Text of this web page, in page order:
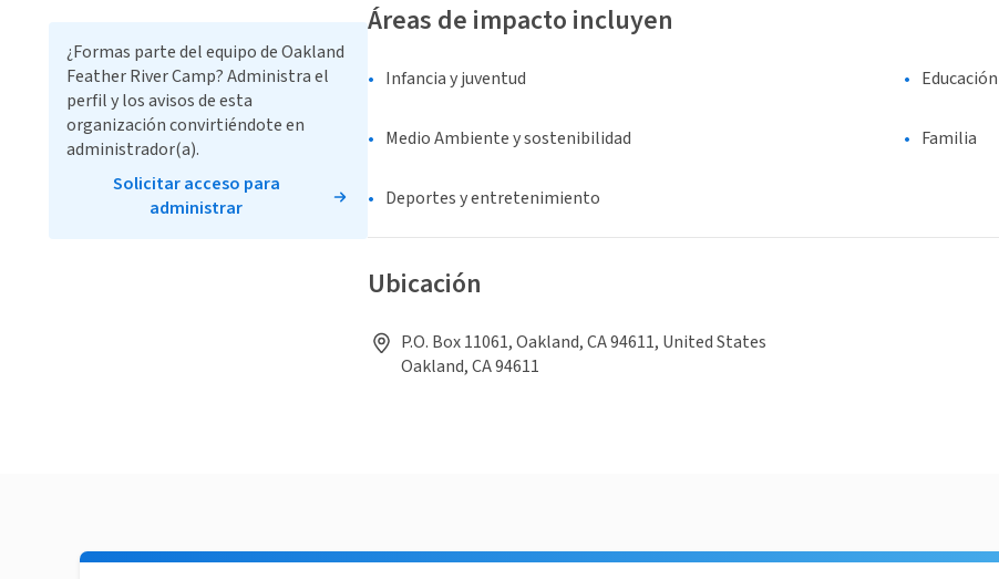
Áreas de impacto incluyen
Infancia y juventud Educación
Medio Ambiente y sostenibilidad Familia
Deportes y entretenimiento
Ubicación
P.O. Box 11061, Oakland, CA 94611, United States
Oakland, CA 94611
¿Formas parte del equipo de Oakland
Feather River Camp? Administra el
perfil y los avisos de esta
organización convirtiéndote en
administrador(a).
Solicitar acceso para
administrar